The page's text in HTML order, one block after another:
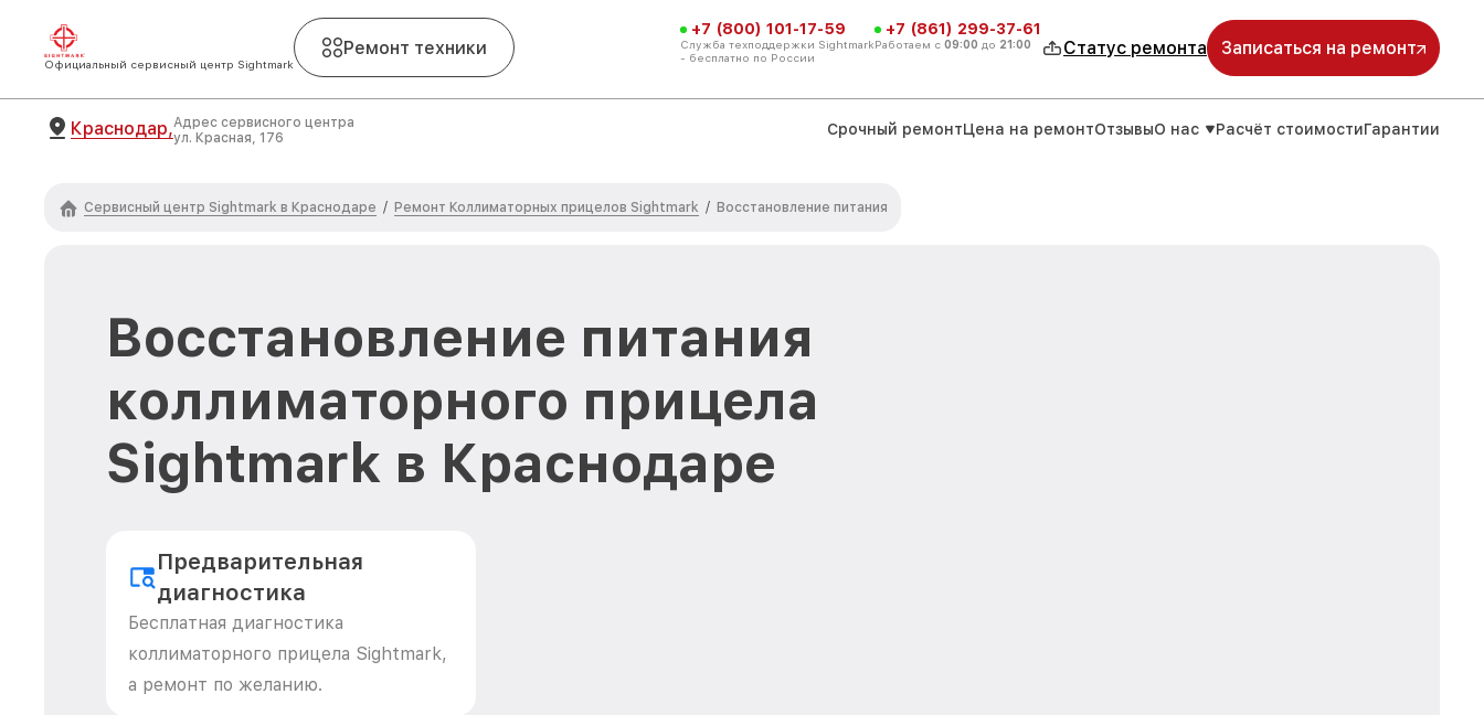
Официальный сервисный центр Sightmark
Ремонт техники
+7 (800) 101-17-59
Служба техподдержки Sightmark
- бесплатно по России
+7 (861) 299-37-61
Работаем с 09:00 до 21:00 Статус ремонта Записаться на ремонт
Краснодар,Адрес сервисного центра
ул. Красная, 176
Срочный ремонтЦена на ремонтОтзывыО нас Расчёт стоимостиГарантии
Сервисный центр Sightmark в Краснодаре / Ремонт Коллиматорных прицелов Sightmark / Восстановление питания
Восстановление питания
коллиматорного прицела
Sightmark в Краснодаре
Предварительная
диагностика
Бесплатная диагностика
коллиматорного прицела Sightmark,
а ремонт по желанию.